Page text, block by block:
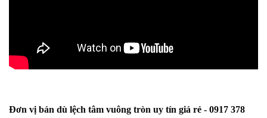
Đơn vị bán dù lệch tâm vuông tròn uy tín giá rẻ - 0917 378